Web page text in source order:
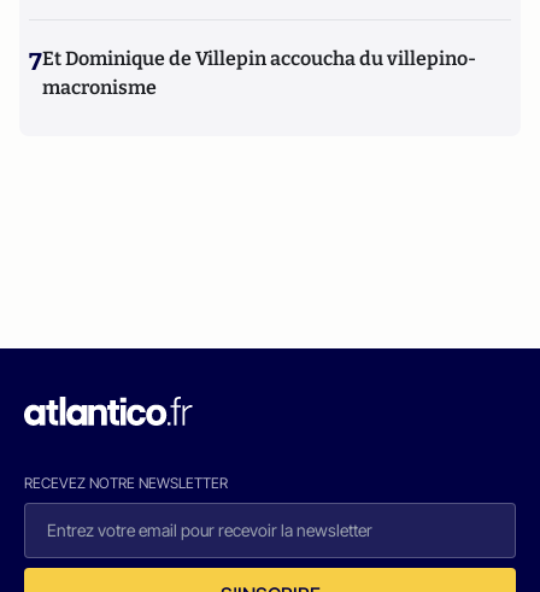
7Et Dominique de Villepin accoucha du villepino-
macronisme
RECEVEZ NOTRE NEWSLETTER